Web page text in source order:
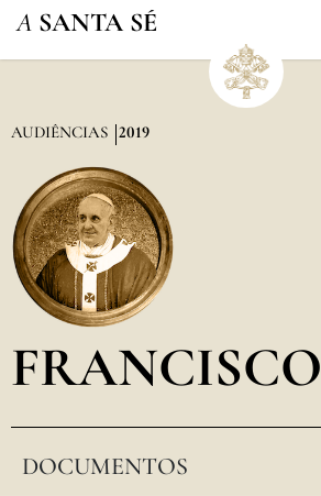
A SANTA SÉ
AUDIÊNCIAS 2019
FRANCISCO
DOCUMENTOS